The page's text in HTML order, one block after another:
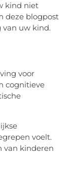
kind niet
deze blogpost
uw kind.
voor
cognitieve
voelt.
van kinderen